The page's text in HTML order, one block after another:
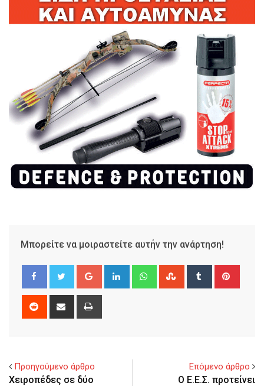
Μπορείτε να μοιραστείτε αυτήν την ανάρτηση!
Google+ LinkedIn WhatsappStumbleUpon
Tumblr
Reddit
Share
Προηγούμενο άρθρο
Χειροπέδες σε δύο
Επόμενο άρθρο
Ο Ε.Ε.Σ. προτείνει